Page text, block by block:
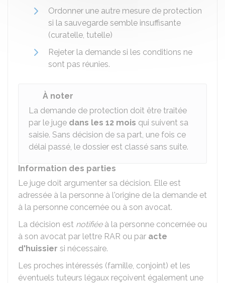
Ordonner une autre mesure de protection
si la sauvegarde semble insuffisante
(curatelle, tutelle)
Rejeter la demande si les conditions ne
sont pas réunies.
À noter
La demande de protection doit être traitée
par le juge dans les 12 mois qui suivent sa
saisie. Sans décision de sa part, une fois ce
délai passé, le dossier est classé sans suite.
Information des parties
Le juge doit argumenter sa décision. Elle est
adressée à la personne à l'origine de la demande et
à la personne concernée ou à son avocat.
La décision est notifiéeà la personne concernée ou
à son avocat par lettre RAR ou par acte
d'huissier si nécessaire.
Les proches intéressés (famille, conjoint) et les
éventuels tuteurs légaux reçoivent également une